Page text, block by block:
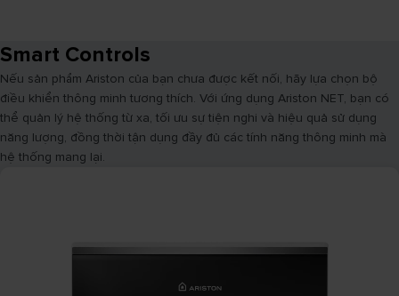
Smart Controls
Nếu sản phẩm Ariston của bạn chưa được kết nối, hãy lựa chọn bộ
điều khiển thông minh tương thích. Với ứng dụng Ariston NET, bạn có
thể quản lý hệ thống từ xa, tối ưu sự tiện nghi và hiệu quả sử dụng
năng lượng, đồng thời tận dụng đầy đủ các tính năng thông minh mà
hệ thống mang lại.